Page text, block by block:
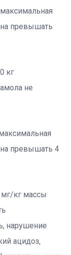
превышать
кг
не
превышать 4
кг массы
нарушение
ацидоз,